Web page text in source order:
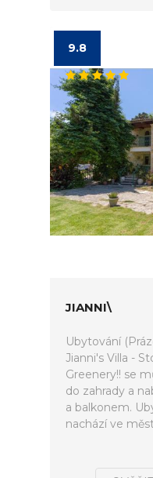
9.8
JIANNI\
Ubytování
Jianni's Villa -
Greenery!! se
do zahrady a
a balkonem.
nachází ve